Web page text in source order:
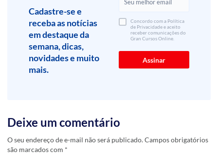
Cadastre-se e
receba as notícias
em destaque da
semana, dicas,
novidades e muito
mais.
Concordo com a Política
de Privacidade e aceito
receber comunicações do
Gran Cursos Online.
Deixe um comentário
O seu endereço de e-mail não será publicado.Campos obrigatórios
são marcados com *